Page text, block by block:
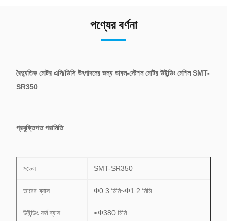
পণ্যের বর্ণনা
বৈদ্যুতিক মোটর এসি/ডিসি উৎপাদনের জন্য ডাবল-স্টেশন মোটর উইন্ডিং মেশিন SMT-
SR350
প্রযুক্তিগত পরামিতি
মডেল SMT-SR350
তারের ব্যাস Φ0.3 মিমি~Φ1.2 মিমি
উইন্ডিং ফর্ম ব্যাস ≤Φ380 মিমি